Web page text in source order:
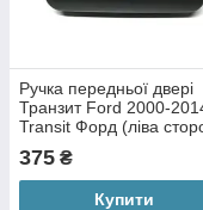
Ручка передньої двері
Транзит Ford 2000-
Transit Форд (ліва
375 ₴
Купити